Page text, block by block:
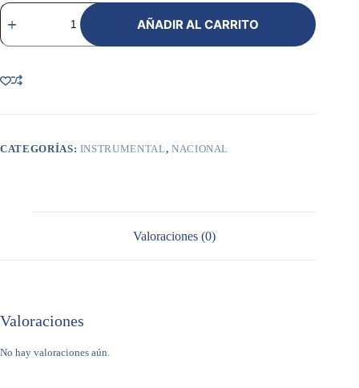
TIJERA
PARA
SUTURA
CASTRO
UNIDAD
cantidad
AÑADIR AL CARRITO
CATEGORÍAS: INSTRUMENTAL, NACIONAL
Valoraciones (0)
Valoraciones
No hay valoraciones aún.